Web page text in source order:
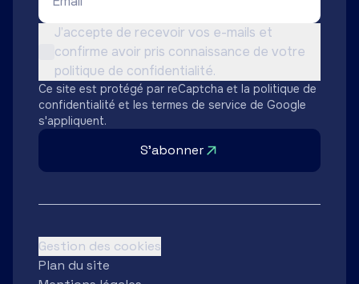
Conditions d'utilisation *
Non cochée
J’accepte de recevoir vos e-mails et
confirme avoir pris connaissance de votre
politique de confidentialité.
Ce site est protégé par reCaptcha et la politique de
confidentialité et les termes de service de Google
s'appliquent.
S'abonner
Gestion des cookies
Plan du site